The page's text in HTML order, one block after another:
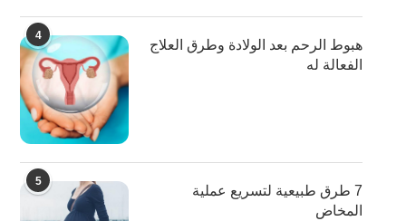
4
هبوط الرحم بعد الولادة وطرق العلاج
الفعالة له
5
7 طرق طبيعية لتسريع عملية
المخاض